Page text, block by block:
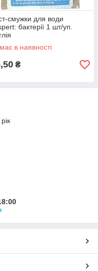
смужки для води
бактерії 1 шт/уп.
в наявності
₴